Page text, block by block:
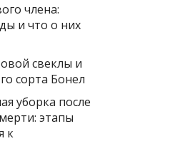
члена:
и что о них
свеклы и
сорта Бонел
уборка после
этапы
к